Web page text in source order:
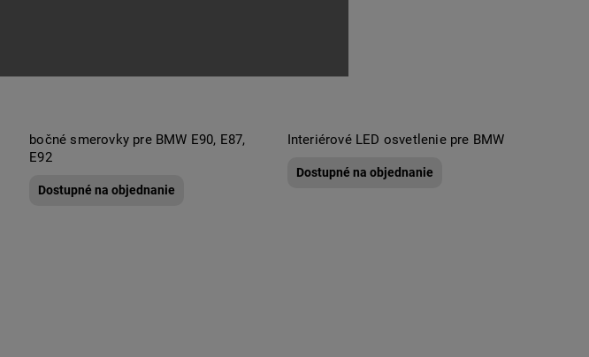
bočné smerovky pre BMW E90, E87,
E92
Dostupné na objednanie
Interiérové LED osvetlenie pre BMW
Dostupné na objednanie